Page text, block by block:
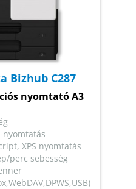
Bizhub C287
nyomtató A3
nyomtatás
XPS nyomtatás
perc sebesség